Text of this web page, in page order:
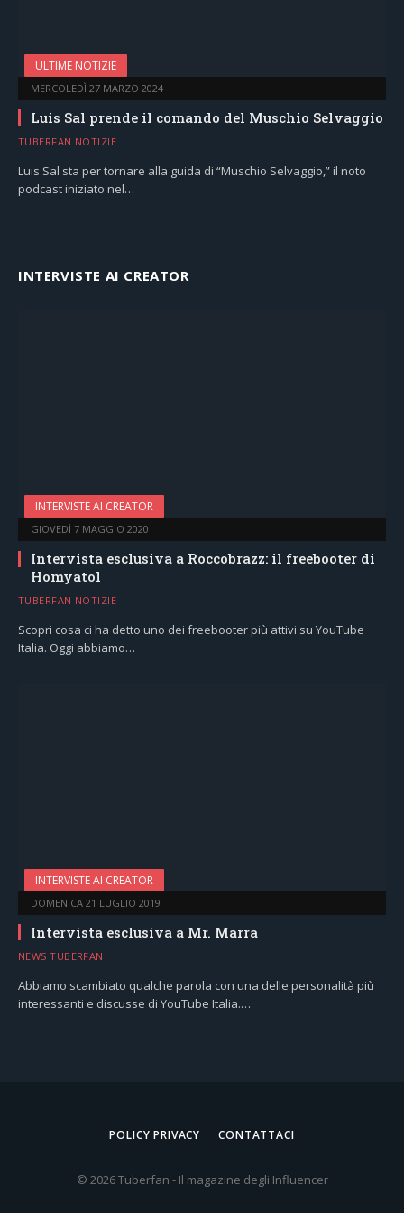
ULTIME NOTIZIE
MERCOLEDÌ 27 MARZO 2024
Luis Sal prende il comando del Muschio Selvaggio
TUBERFAN NOTIZIE
Luis Sal sta per tornare alla guida di “Muschio Selvaggio,” il noto
podcast iniziato nel…
INTERVISTE AI CREATOR
INTERVISTE AI CREATOR
GIOVEDÌ 7 MAGGIO 2020
Intervista esclusiva a Roccobrazz: il freebooter di
Homyatol
TUBERFAN NOTIZIE
Scopri cosa ci ha detto uno dei freebooter più attivi su YouTube
Italia. Oggi abbiamo…
INTERVISTE AI CREATOR
DOMENICA 21 LUGLIO 2019
Intervista esclusiva a Mr. Marra
NEWS TUBERFAN
Abbiamo scambiato qualche parola con una delle personalità più
interessanti e discusse di YouTube Italia.…
POLICY PRIVACY CONTATTACI
© 2026 Tuberfan - Il magazine degli Influencer